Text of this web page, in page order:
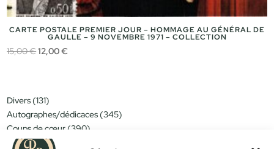
CARTE POSTALE PREMIER JOUR – HOMMAGE AU GÉNÉRAL DE
GAULLE – 9 NOVEMBRE 1971 – COLLECTION
15,00€Le
15,00 €.
12,00€Le
Divers 131131
produits
Autographes/dédicaces 345345
Coups de cœur 390390
Miniatures/jouets